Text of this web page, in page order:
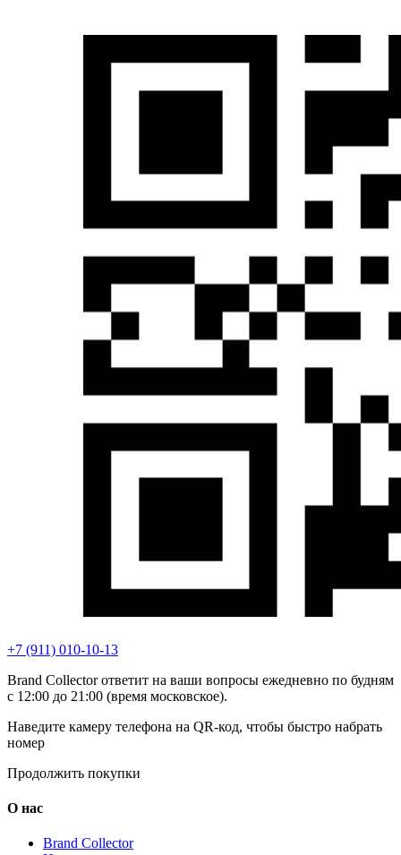
+7 (911) 010-10-13
Brand Collector ответит на ваши вопросы ежедневно по будням
с 12:00 до 21:00 (время московское).
Наведите камеру телефона на QR-код, чтобы быстро набрать
номер
Продолжить покупки
О нас
Brand Collector